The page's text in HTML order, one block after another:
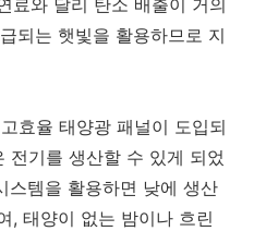
료와 달리 탄소 배출이 거의
되는 햇빛을 활용하므로 지
효율 태양광 패널이 도입되
전기를 생산할 수 있게 되었
스템을 활용하면 낮에 생산
, 태양이 없는 밤이나 흐린